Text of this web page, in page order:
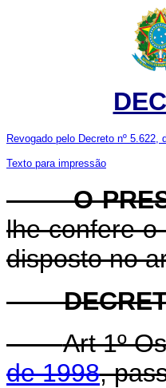
Revogado pelo Decreto nº 5.622,
Texto para impressão
O
lhe confere o
disposto no
Art 1º
de 1998,